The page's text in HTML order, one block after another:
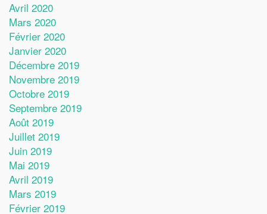
Avril 2020
Mars 2020
Février 2020
Janvier 2020
Décembre 2019
Novembre 2019
Octobre 2019
Septembre 2019
Août 2019
Juillet 2019
Juin 2019
Mai 2019
Avril 2019
Mars 2019
Février 2019